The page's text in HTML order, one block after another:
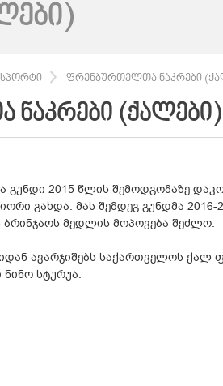
ᲡᲞᲝᲠᲢᲘ ᲤᲠᲔᲜᲑᲣᲠᲗᲔᲚᲗᲐ ᲜᲐᲙᲠᲔᲑᲘ
(ᲥᲐᲚᲔᲑᲘ)
2015 წლის შემოდგომაზე
გახდა. მას შემდეგ გუნდმა
მედლის მოპოვება შეძლო.
ავარჯიშებს საქართველოს
სტურუა.